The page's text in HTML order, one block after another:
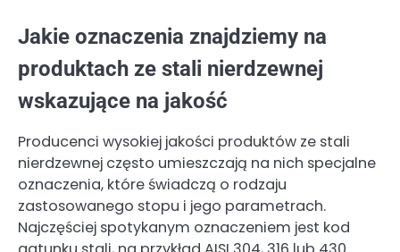
Jakie oznaczenia znajdziemy na
produktach ze stali nierdzewnej
wskazujące na jakość
Producenci wysokiej jakości produktów ze stali
nierdzewnej często umieszczają na nich specjalne
oznaczenia, które świadczą o rodzaju
zastosowanego stopu i jego parametrach.
Najczęściej spotykanym oznaczeniem jest kod